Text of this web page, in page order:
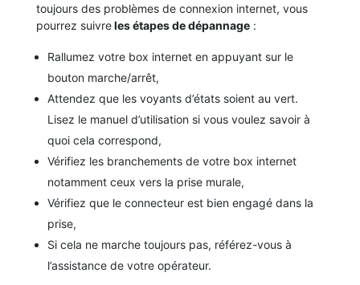
toujours des problèmes de connexion internet, vous
pourrez suivreles étapes de dépannage:
Rallumez votre box internet en appuyant sur le
bouton marche/arrêt,
Attendez que les voyants d’états soient au vert.
Lisez le manuel d’utilisation si vous voulez savoir à
quoi cela correspond,
Vérifiez les branchements de votre box internet
notamment ceux vers la prise murale,
Vérifiez que le connecteur est bien engagé dans la
prise,
Si cela ne marche toujours pas, référez-vous à
l’assistance de votre opérateur.